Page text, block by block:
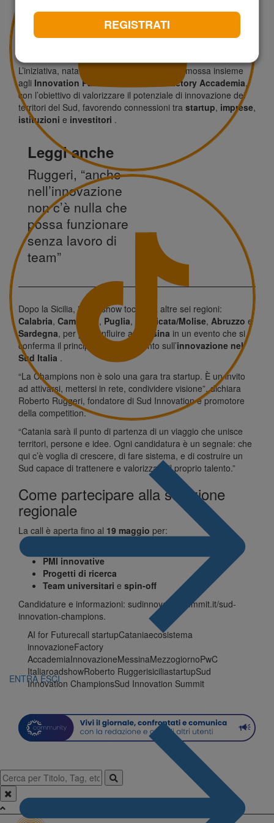
ENTRA ESCI
siciliani. Il vincitore rappresenterà la Sicilia allafinale
16-17 ottobrea Messina, durante il
Innovation Summit – AI for Future 2025, promosso in
L’iniziativa, nata nel 2024, è quest’anno promossa insieme
agli Innovation Partner PwC Italia Factory Accademia,
con l’obiettivo di valorizzare il potenziale di innovazione dei
territori del Sud, favorendo connessioni tra startup, imprese,
istituzioni e investitori .
Leggi anche
Ruggeri, “anche
nell’innovazione
non c’è nulla che
possa funzionare
senza lavoro di
team”
Dopo la Sicilia, il roadshow toccherà altre sei regioni:
Calabria, Campania, Puglia, Basilicata/Molise, Abruzzo e
Sardegna, per poi confluire a Messina in un evento che si
conferma il principale appuntamento sull’innovazione nel
Sud Italia .
“La Champions non è solo una gara tra startup. È un invito
ad attivarsi, mettersi in rete, condividere visione”, dichiara
Roberto Ruggeri, fondatore di Sud Innovation e promotore
della competition.
“Catania sarà il punto di partenza di un viaggio che unisce
territori, persone e idee. Ogni candidatura è un segnale: che
qui c’è voglia di crescere, di fare sistema, e di costruire un
Sud capace di trattenere e valorizzare il proprio talento.”
Come partecipare alla selezione
regionale
La call è aperta fino al 19 maggio per:
PMI innovative
Progetti di ricerca
Team universitari e spin-off
Candidature e informazioni: sudinnovationsummit.it/sud-
innovation-champions.
AI for Futurecall startupCataniaecosistema
innovazioneFactory
AccademiaInnovazioneMessinaMezzogiornoPwC
ItaliaroadshowRoberto RuggerisiciliastartupSud
Innovation ChampionsSud Innovation Summit
REGISTRATI